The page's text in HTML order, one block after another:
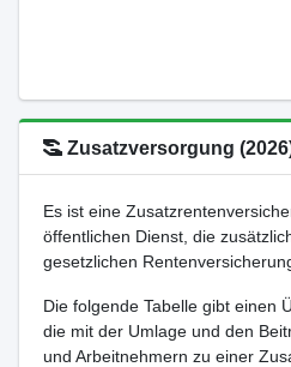
Zusatzversorgung
Es ist eine
öffentlichen Dienst, die
gesetzlichen
Die folgende Tabelle gibt einen
die mit der Umlage und den
und Arbeitnehmern zu einer